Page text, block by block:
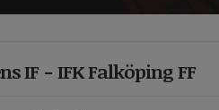
IF - IFK Falköping FF